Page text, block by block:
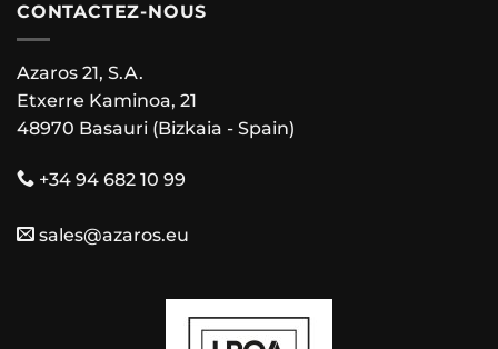
CONTACTEZ-NOUS
Azaros 21, S.A.
Etxerre Kaminoa, 21
48970 Basauri (Bizkaia - Spain)
+34 94 682 10 99
sales@azaros.eu